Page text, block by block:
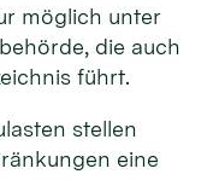
möglich unter
die auch
führt.
stellen
eine